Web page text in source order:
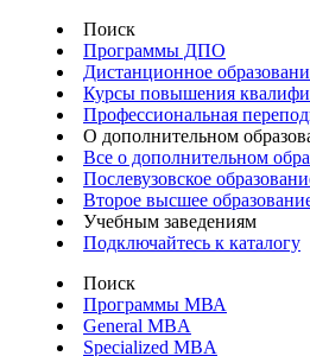
Поиск
Программы ДПО
Дистанционное
Курсы повышения
Профессиональная
О дополнительном
Все о дополнительном
Послевузовское
Второе высшее
Учебным заведениям
Подключайтесь к каталогу
Поиск
Программы МВА
General MBA
Specialized MBA